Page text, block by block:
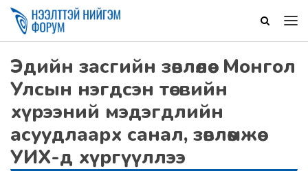
Эдийн засгийн зөвлөлөөс Монгол
Улсын нэгдсэн төсвийн
хүрээний мэдэгдлийн
асуудлаарх санал, зөвлөмжөө
УИХ-д хүргүүллээ